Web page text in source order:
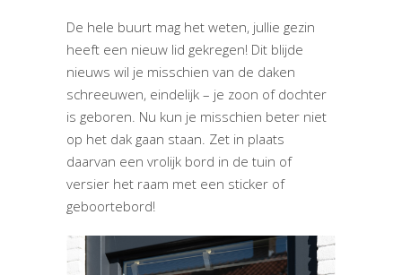
De hele buurt mag het weten, jullie gezin
heeft een nieuw lid gekregen! Dit blijde
nieuws wil je misschien van de daken
schreeuwen, eindelijk – je zoon of dochter
is geboren. Nu kun je misschien beter niet
op het dak gaan staan. Zet in plaats
daarvan een vrolijk bord in de tuin of
versier het raam met een sticker of
geboortebord!